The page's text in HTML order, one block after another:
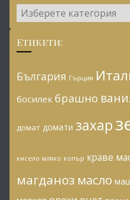
Категории:
Етикети:
България Гърция
босилек брашно
домат домати захар
кисело мляко копър краве
магданоз масло